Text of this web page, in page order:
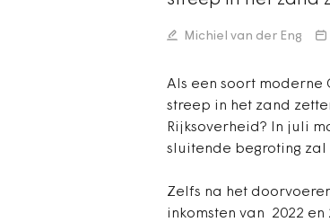
Michiel van der Eng
Als een soort moderne
streep in het zand
Rijksoverheid? In juli
sluitende begroting zal
Zelfs na het
inkomsten van 2022